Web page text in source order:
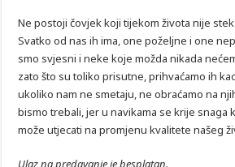
Ne postoji čovjek koji tijekom života nije
Svatko od nas ih ima, one poželjne i one
smo svjesni i neke koje možda nikada
zato što su toliko prisutne, prihvaćamo ih
ukoliko nam ne smetaju, ne obraćamo na
bismo trebali, jer u navikama se krije snaga
može utjecati na promjenu kvalitete našeg
Ulaz na predavanje je besplatan.